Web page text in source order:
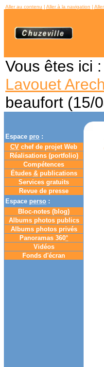
Aller au contenu | Aller à la navigation |
Vous êtes ici :
Lavouet
beaufort (15/
Espace pro :
CV chef de projet Web
Réalisations (portfolio)
Compétences
Études &publications
Services gratuits
Revue de presse
Espace perso :
Bloc-notes (blog)
Albums photos publics
Albums photos privés
Panoramas 360°
Vidéos
Fonds d'écran